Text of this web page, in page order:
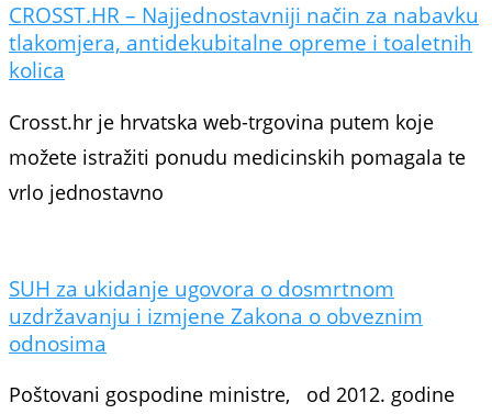
CROSST.HR – Najjednostavniji način za nabavku
tlakomjera, antidekubitalne opreme i toaletnih
kolica
Crosst.hr je hrvatska web-trgovina putem koje
možete istražiti ponudu medicinskih pomagala te
vrlo jednostavno
SUH za ukidanje ugovora o dosmrtnom
uzdržavanju i izmjene Zakona o obveznim
odnosima
Poštovani gospodine ministre, od 2012. godine